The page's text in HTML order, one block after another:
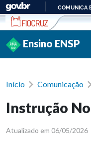
Ir para conteúdo COMUNICA
Ensino ENSP
Início Comunicação
Instrução
Atualizado em 06/05/2026